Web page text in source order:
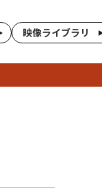
映像ライブラリ